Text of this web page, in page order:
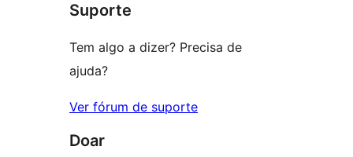
Suporte
Tem algo a dizer? Precisa de
ajuda?
Ver fórum de suporte
Doar